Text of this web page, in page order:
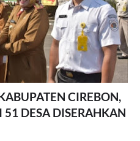
CIREBON,
51 DESA DISERAHKAN